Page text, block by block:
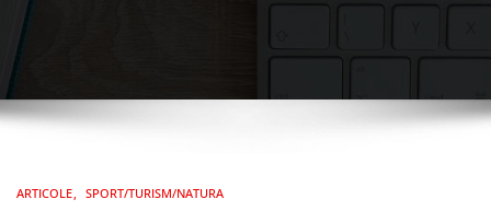
ARTICOLE SPORT/TURISM/NATURA